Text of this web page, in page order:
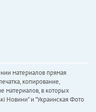
материалов прямая
копирование,
материалов, в которых
Новини" и "Украинская Фото